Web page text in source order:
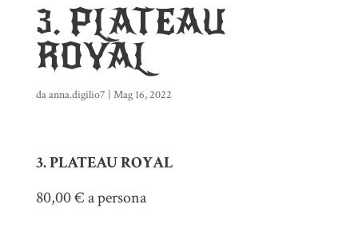
3. PLATEAU
ROYAL
daanna.digilio7 | Mag 16, 2022
3. PLATEAU ROYAL
80,00 € a persona